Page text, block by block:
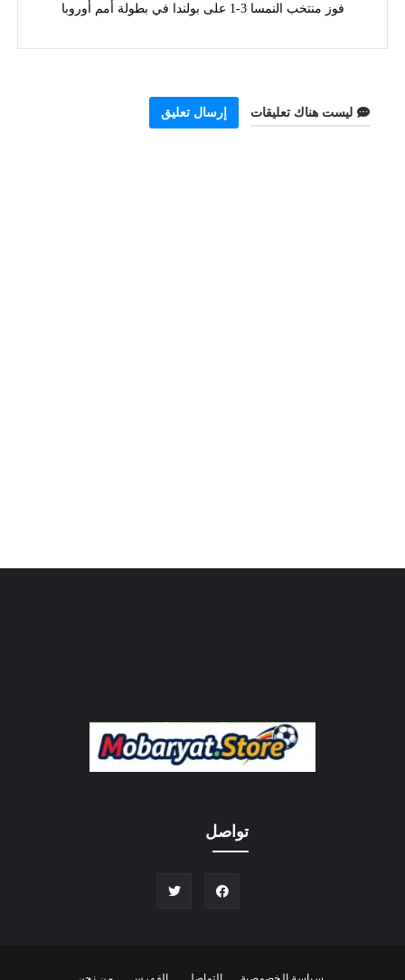
فوز منتخب النمسا 3-1 على بولندا في بطولة أمم أوروبا
ليست هناك تعليقات إرسال تعليق
تواصل